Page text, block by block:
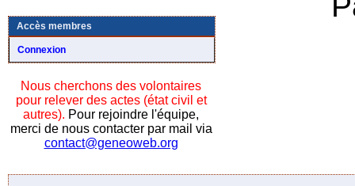
Accès membres
Connexion
Nous cherchons des volontaires
pour relever des actes (état civil et
autres). Pour rejoindre l'équipe,
merci de nous contacter par mail via
contact@geneoweb.org